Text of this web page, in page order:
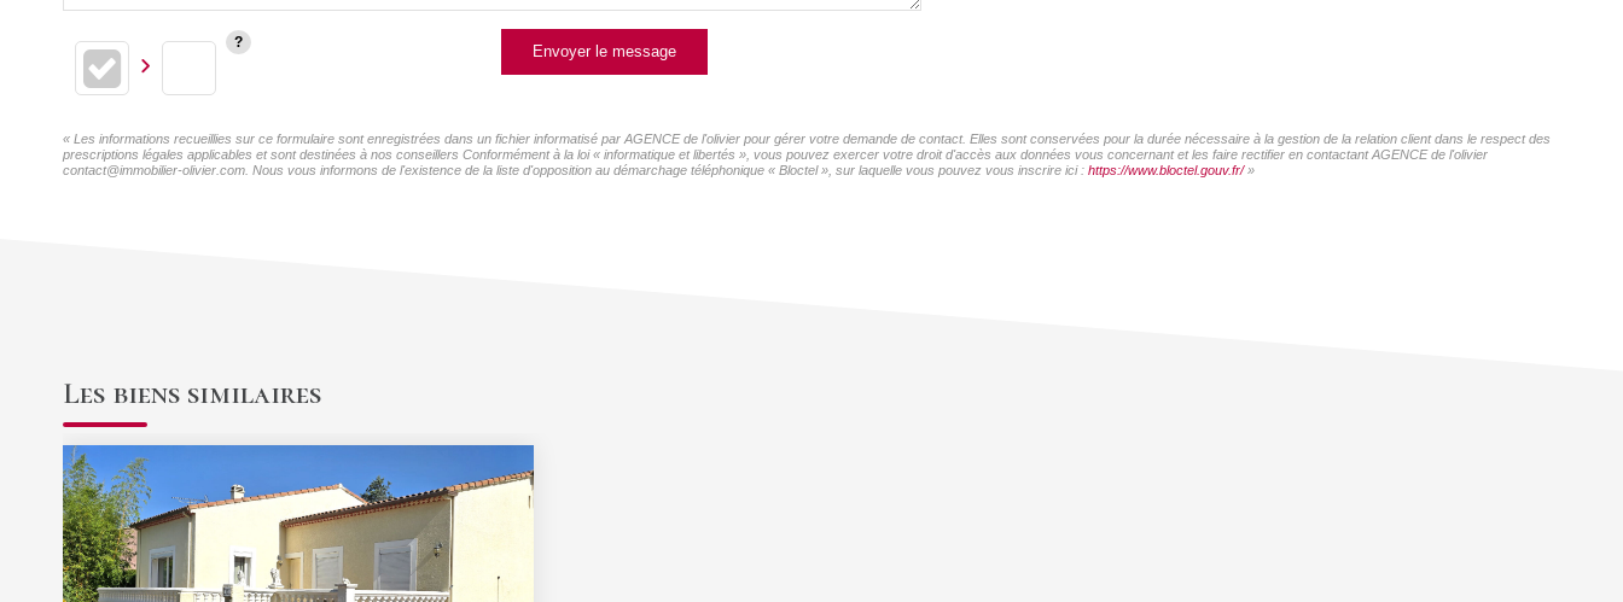
Envoyer le message
« Les informations recueillies sur ce formulaire sont enregistrées dans un fichier informatisé par AGENCE de l'olivier pour gérer votre demande de contact. Elles sont conservées pour la durée nécessaire à la gestion de la relation client dans le respect des
prescriptions légales applicables et sont destinées à nos conseillers Conformément à la loi « informatique et libertés », vous pouvez exercer votre droit d'accès aux données vous concernant et les faire rectifier en contactant AGENCE de l'olivier
contact@immobilier-olivier.com. Nous vous informons de l'existence de la liste d'opposition au démarchage téléphonique « Bloctel », sur laquelle vous pouvez vous inscrire ici : https://www.bloctel.gouv.fr/»
Les biens similaires